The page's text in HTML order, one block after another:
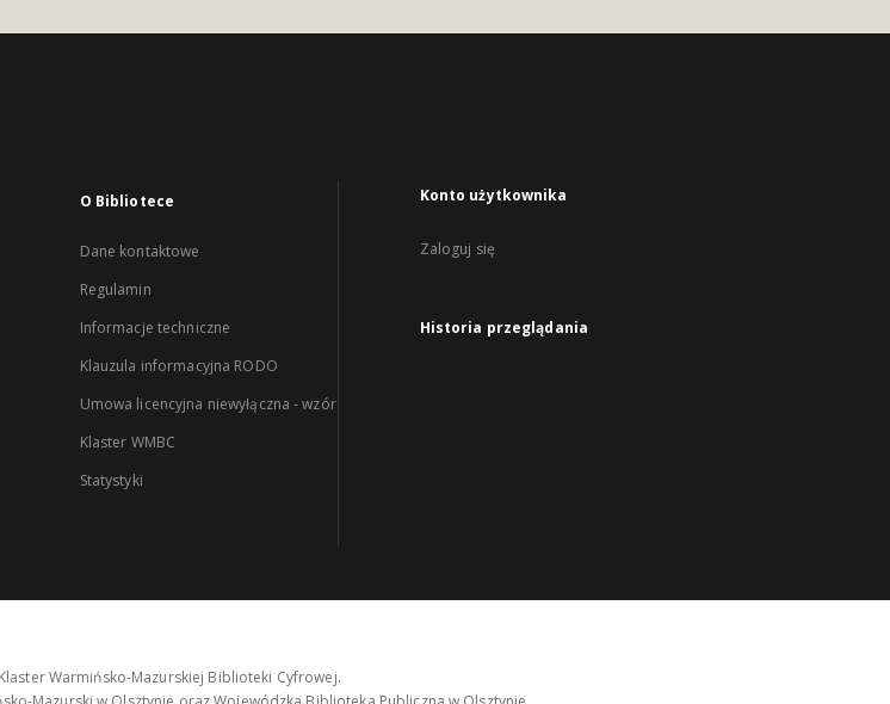
O Bibliotece
Dane kontaktowe
Regulamin
Informacje techniczne
Klauzula informacyjna RODO
Umowa licencyjna niewyłączna - wzór
Klaster WMBC
Statystyki
Konto użytkownika
Zaloguj się
Historia przeglądania
Warmińsko-Mazurskiej Biblioteki Cyfrowej.